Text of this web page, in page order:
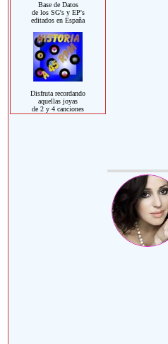
Base de Datos
de los SG's y EP's
editados en España
Disfruta recordando
aquellas joyas
de 2 y 4 canciones